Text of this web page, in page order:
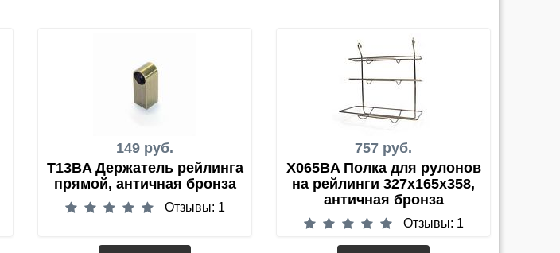
149 руб.
T13BA Держатель рейлинга
прямой, античная бронза
Отзывы: 1
757 руб.
X065BA Полка для рулонов
на рейлинги 327х165х358,
античная бронза
Отзывы: 1